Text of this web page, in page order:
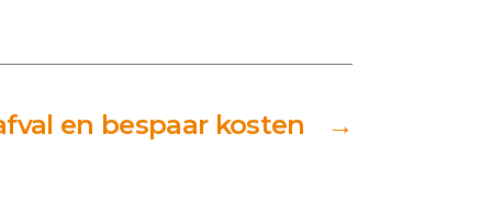
→
en bespaar kosten